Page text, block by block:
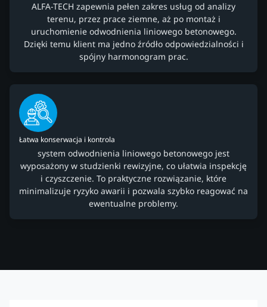
ALFA-TECH zapewnia pełen zakres usług od analizy
terenu, przez prace ziemne, aż po montaż i
uruchomienie odwodnienia liniowego betonowego.
Dzięki temu klient ma jedno źródło odpowiedzialności i
spójny harmonogram prac.
Łatwa konserwacja i kontrola
system odwodnienia liniowego betonowego jest
wyposażony w studzienki rewizyjne, co ułatwia inspekcję
i czyszczenie. To praktyczne rozwiązanie, które
minimalizuje ryzyko awarii i pozwala szybko reagować na
ewentualne problemy.